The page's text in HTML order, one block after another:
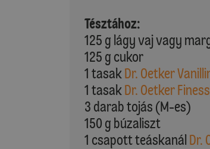
Tésztához:
125 g lágy vaj vagy
125 g cukor
1 tasakDr. Oetker
1 tasakDr. Oetker
3 darab tojás (M-es)
150 g búzaliszt
1 csapott teáskanálDr.